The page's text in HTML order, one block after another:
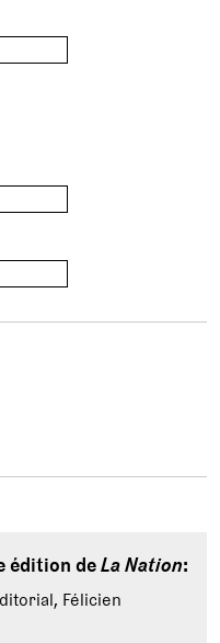
édition deLa Nation:
Félicien